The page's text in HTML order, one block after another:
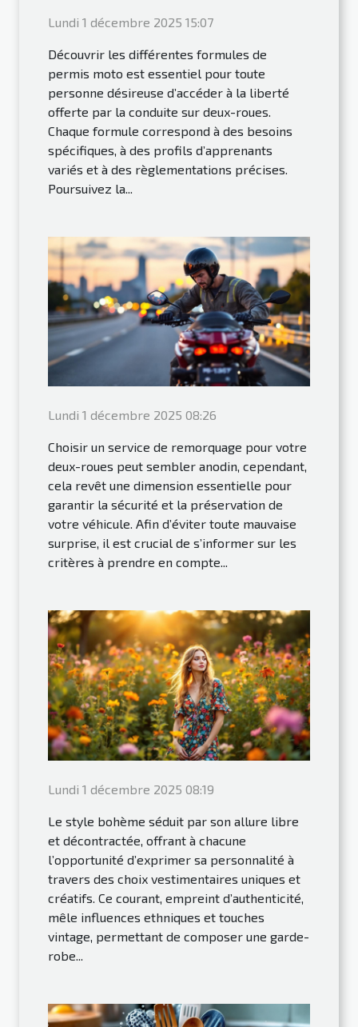
Lundi 1 décembre 2025 15:07
Découvrir les différentes formules de
permis moto est essentiel pour toute
personne désireuse d’accéder à la liberté
offerte par la conduite sur deux-roues.
Chaque formule correspond à des besoins
spécifiques, à des profils d’apprenants
variés et à des règlementations précises.
Poursuivez la...
Lundi 1 décembre 2025 08:26
Choisir un service de remorquage pour votre
deux-roues peut sembler anodin, cependant,
cela revêt une dimension essentielle pour
garantir la sécurité et la préservation de
votre véhicule. Afin d’éviter toute mauvaise
surprise, il est crucial de s’informer sur les
critères à prendre en compte...
Lundi 1 décembre 2025 08:19
Le style bohème séduit par son allure libre
et décontractée, offrant à chacune
l’opportunité d’exprimer sa personnalité à
travers des choix vestimentaires uniques et
créatifs. Ce courant, empreint d’authenticité,
mêle influences ethniques et touches
vintage, permettant de composer une garde-
robe...